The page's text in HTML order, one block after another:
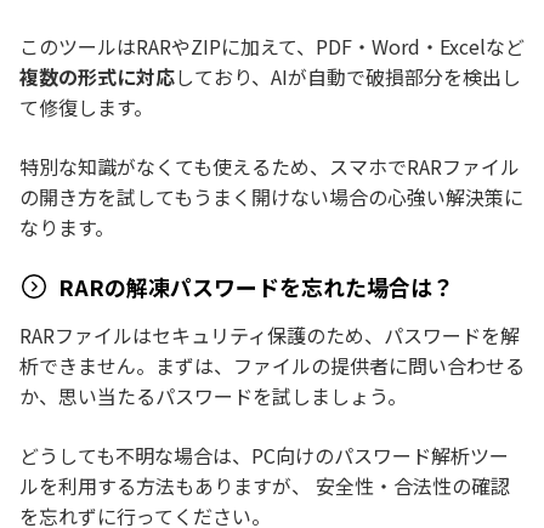
このツールはRARやZIPに加えて、PDF・Word・Excelなど
複数の形式に対応しており、AIが自動で破損部分を検出し
て修復します。
特別な知識がなくても使えるため、スマホでRARファイル
の開き方を試してもうまく開けない場合の心強い解決策に
なります。
RARの解凍パスワードを忘れた場合は？
RARファイルはセキュリティ保護のため、パスワードを解
析できません。まずは、ファイルの提供者に問い合わせる
か、思い当たるパスワードを試しましょう。
どうしても不明な場合は、PC向けのパスワード解析ツー
ルを利用する方法もありますが、 安全性・合法性の確認
を忘れずに行ってください。